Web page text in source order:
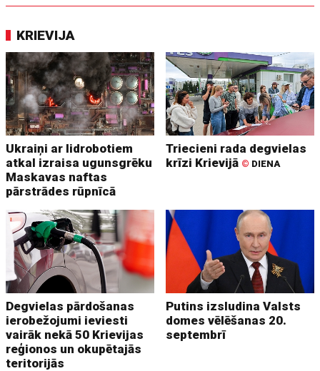
KRIEVIJA
Ukraiņi ar lidrobotiem
atkal izraisa ugunsgrēku
Maskavas naftas
pārstrādes rūpnīcā
Triecieni rada degvielas
krīzi Krievijā © DIENA
Degvielas pārdošanas
ierobežojumi ieviesti
vairāk nekā 50 Krievijas
reģionos un okupētajās
teritorijās
Putins izsludina Valsts
domes vēlēšanas 20.
septembrī